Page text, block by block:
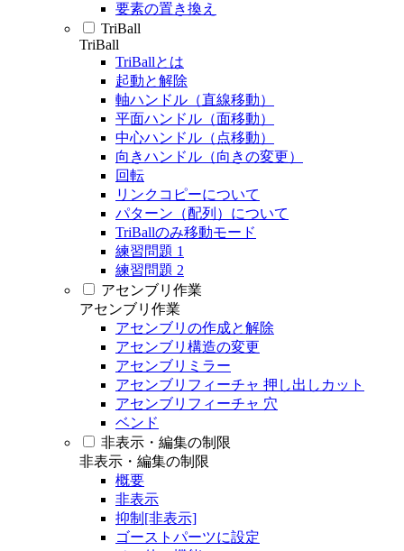
要素の置き換え
TriBall
TriBall
TriBallとは
起動と解除
軸ハンドル（直線移動）
平面ハンドル（面移動）
中心ハンドル（点移動）
向きハンドル（向きの変更）
回転
リンクコピーについて
パターン（配列）について
TriBallのみ移動モード
練習問題 1
練習問題 2
アセンブリ作業
アセンブリ作業
アセンブリの作成と解除
アセンブリ構造の変更
アセンブリミラー
アセンブリフィーチャ 押し出しカット
アセンブリフィーチャ 穴
ベンド
非表示・編集の制限
非表示・編集の制限
概要
非表示
抑制[非表示]
ゴーストパーツに設定